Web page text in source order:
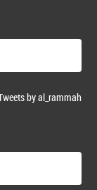
by al_rammah